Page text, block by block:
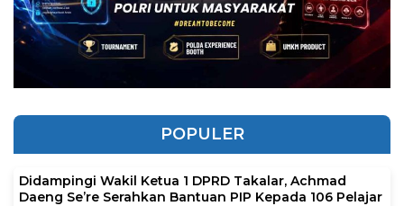
POPULER
Didampingi Wakil Ketua 1 DPRD Takalar, Achmad
Daeng Se’re Serahkan Bantuan PIP Kepada 106 Pelajar